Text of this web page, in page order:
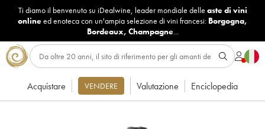
Ti diamo il benvenuto su iDealwine, leader mondiale delle aste di vini
onlineed enoteca con un'ampia selezione di vini francesi: Borgogna,
Bordeaux, Champagne...
Acquistare VENDERE Valutazione Enciclopedia